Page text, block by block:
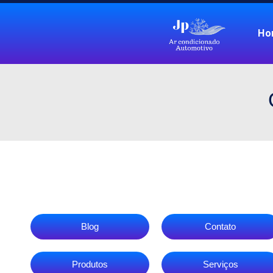
Blog Contato
Produtos Serviços